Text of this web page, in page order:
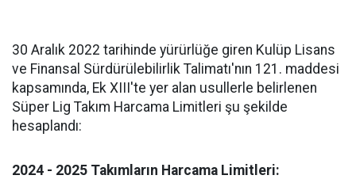
30 Aralık 2022 tarihinde yürürlüğe giren Kulüp Lisans
ve Finansal Sürdürülebilirlik Talimatı'nın 121. maddesi
kapsamında, Ek XIII'te yer alan usullerle belirlenen
Süper Lig Takım Harcama Limitleri şu şekilde
hesaplandı:
2024 - 2025 Takımların Harcama Limitleri: